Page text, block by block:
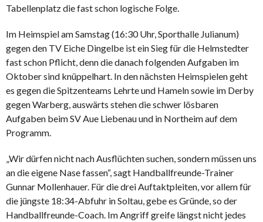
Tabellenplatz die fast schon logische Folge.
Im Heimspiel am Samstag (16:30 Uhr, Sporthalle Julianum)
gegen den TV Eiche Dingelbe ist ein Sieg für die Helmstedter
fast schon Pflicht, denn die danach folgenden Aufgaben im
Oktober sind knüppelhart. In den nächsten Heimspielen geht
es gegen die Spitzenteams Lehrte und Hameln sowie im Derby
gegen Warberg, auswärts stehen die schwer lösbaren
Aufgaben beim SV Aue Liebenau und in Northeim auf dem
Programm.
„Wir dürfen nicht nach Ausflüchten suchen, sondern müssen uns
an die eigene Nase fassen“, sagt Handballfreunde-Trainer
Gunnar Mollenhauer. Für die drei Auftaktpleiten, vor allem für
die jüngste 18:34-Abfuhr in Soltau, gebe es Gründe, so der
Handballfreunde-Coach. Im Angriff greife längst nicht jedes